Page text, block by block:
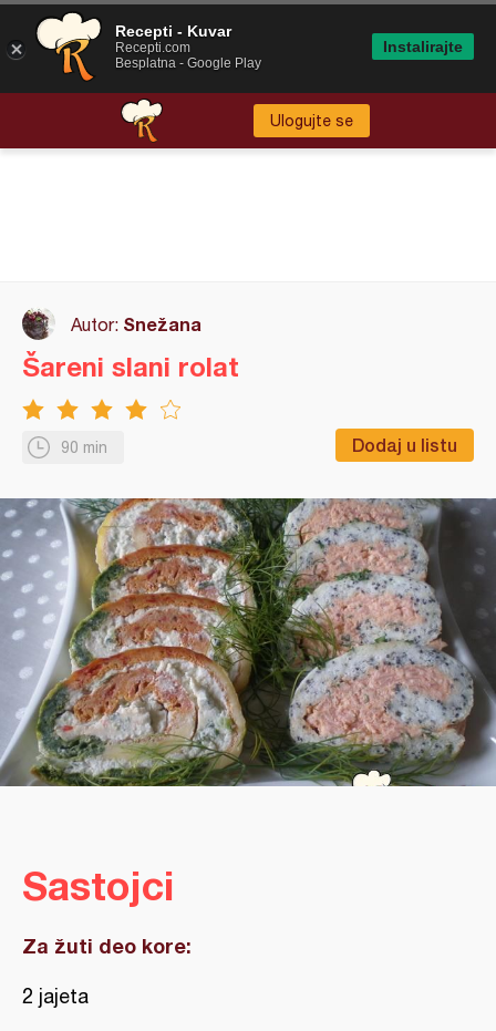
Ulogujte se
Autor: Snežana
90 min Dodaj u listu
Šareni slani rolat
Sastojci
Za žuti deo kore:
2 jajeta
Recepti - Kuvar
Recepti.com
Besplatna - Google Play
Instalirajte